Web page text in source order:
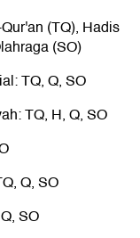
(TQ), Hadis
(SO)
TQ, Q, SO
TQ, H, Q, SO
Q, SO
SO